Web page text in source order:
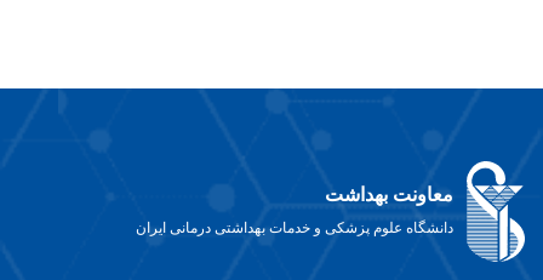
معاونت بهداشت
دانشگاه علوم پزشکی و خدمات بهداشتی درمانی ایران